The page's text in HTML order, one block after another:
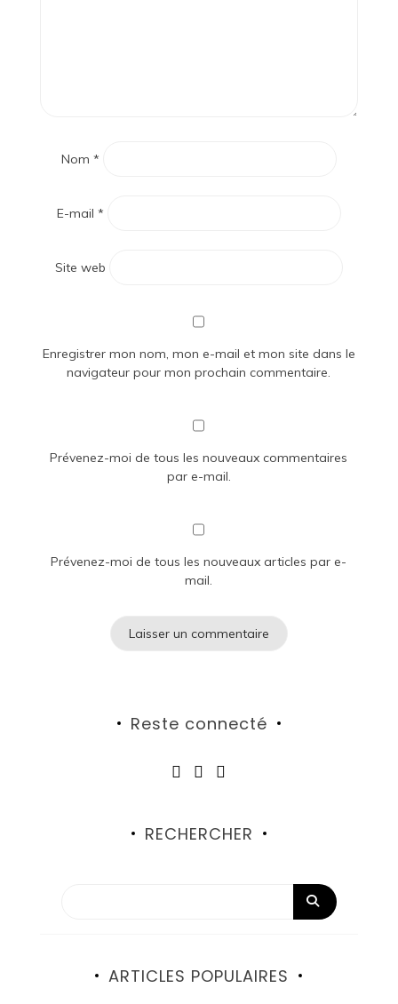
Nom *
E-mail *
Site web
Enregistrer mon nom, mon e-mail et mon site dans le
navigateur pour mon prochain commentaire.
Prévenez-moi de tous les nouveaux commentaires
par e-mail.
Prévenez-moi de tous les nouveaux articles par e-
mail.
Reste connecté
RECHERCHER
ARTICLES POPULAIRES